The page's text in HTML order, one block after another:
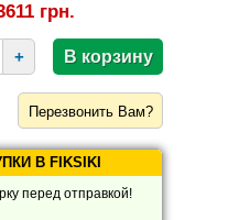
грн.
+
Перезвонить Вам?
В FIKSIKI
перед отправкой!